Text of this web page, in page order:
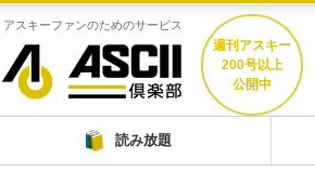
アスキーファンのためのサービス
ASCII倶楽部
週刊アスキー
200号以上
公開中
読み放題